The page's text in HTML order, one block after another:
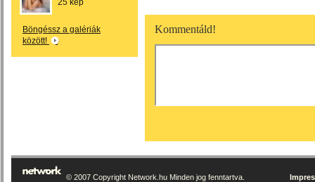
25 kép
Böngéssz a galériák
között!
Kommentáld!
© 2007 Copyright Network.hu Minden jog fenntartva.